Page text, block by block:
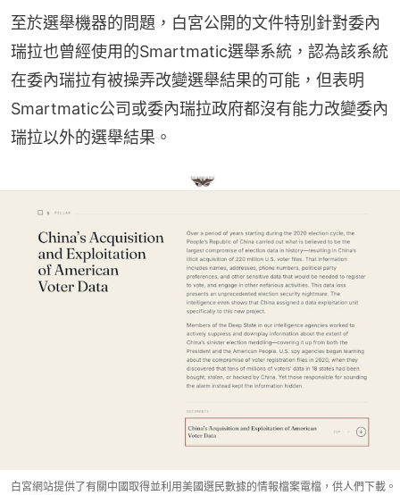
至於選舉機器的問題，白宮公開的文件特別針對委內
瑞拉也曾經使用的Smartmatic選舉系統，認為該系統
在委內瑞拉有被操弄改變選舉結果的可能，但表明
Smartmatic公司或委內瑞拉政府都沒有能力改變委內
瑞拉以外的選舉結果。
白宮網站提供了有關中國取得並利用美國選民數據的情報檔案電檔，供人們下載。